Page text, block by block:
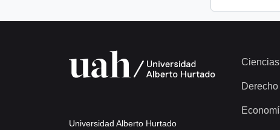
Universidad Alberto Hurtado
Derecho